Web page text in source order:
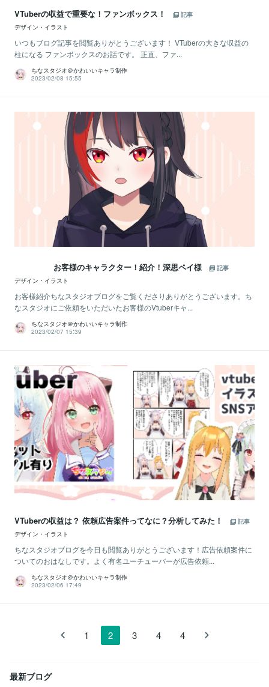
VTuberの収益で重要な！ファンボックス！
記事
デザイン・イラスト
いつもブログ記事を閲覧ありがとうございます！ VTuberの大きな収益の
柱になる ファンボックスのお話です。 正直、ファ...
ちなスタジオ＠かわいいキャラ制作
2023/02/08 15:55
お客様のキャラクター！紹介！深思ペイ様
記事
デザイン・イラスト
お客様紹介ちなスタジオブログをご覧くださりありがとうございます。ち
なスタジオにご依頼をいただいたお客様のVtuberキャ...
ちなスタジオ＠かわいいキャラ制作
2023/02/07 15:39
VTuberの収益は？ 依頼広告案件ってなに？分析してみた！
記事
デザイン・イラスト
ちなスタジオブログを今日も閲覧ありがとうございます！広告依頼案件に
ついてのおはなしです。よく有名ユーチューバーが広告依頼...
ちなスタジオ＠かわいいキャラ制作
2023/02/06 17:49
1 2 3 4 4
最新ブログ